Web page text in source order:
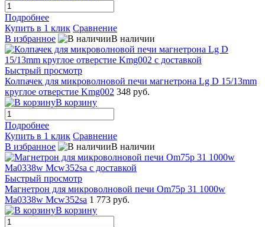
Подробнее
Купить в 1 клик Сравнение
В избранное
В наличии
Быстрый просмотр
Колпачек для микроволновой печи магнетрона Lg D 15/13mm
круглое отверстие Kmg002 348 руб.
В корзину
Подробнее
Купить в 1 клик Сравнение
В избранное
В наличии
Быстрый просмотр
Магнетрон для микроволновой печи Om75p 31 1000w
Ma0338w Mcw352sa 1 773 руб.
В корзину